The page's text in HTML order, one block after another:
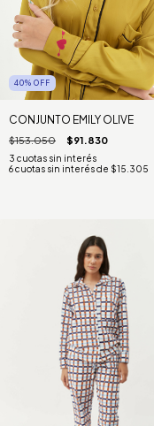
40% OFF
CONJUNTO EMILY OLIVE
$153.050 $91.830
6cuotas sin interés de $15.305